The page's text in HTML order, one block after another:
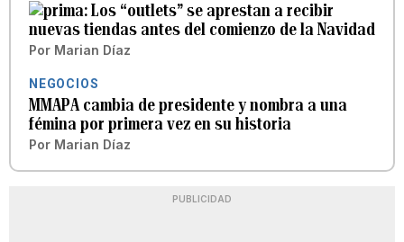
Los “outlets” se aprestan a recibir
nuevas tiendas antes del comienzo de la Navidad
Por Marian Díaz
NEGOCIOS
MMAPA cambia de presidente y nombra a una
fémina por primera vez en su historia
Por Marian Díaz
PUBLICIDAD